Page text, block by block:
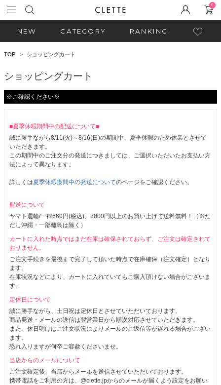
0
NEW CATEGORY RANKING
TOP ショッピングカート
ショッピングカート
※ご確認ください※
■夏季休暇期間中の配送について■
誠に勝手ながら8/11(火)～8/16(日)の期間中、夏季休暇のため休業とさせて
いただきます。
この期間中のご注文分の発送につきましては、ご選択いただいたお支払い方
法によって異なります。
詳しくは夏季休暇期間中の発送についてのページをご確認ください。
配送について
ヤマト運輸/一律660円(税込)、8000円以上のお買い上げで送料無料！（※た
だし沖縄・一部離島は除く）
カートに入れた時点ではまだ在庫は確保されておらず、ご注文は確定されて
おりません。
ご注文手続きを最後まで完了して頂いた時点で在庫確保（注文確定）となり
ます。
在庫状況などにより、カートに入れていてもご購入頂けない場合がございま
す。
定休日について
誠に勝手ながら、土日祝は定休日とさせていただいております。
商品発送・メールの送信は翌営業日から順次対応させていただきます。
また、休日明けはご注文状況によりメールのご返信等が遅れる場合がござい
ます。
恐れ入りますが何卒ご容赦くださいませ。
当店からのメールについて
ご注文確定後、当店からメールを送信させていただいております。
携帯電話をご利用の方は、@clette.jpからのメールが届くよう設定をお願い